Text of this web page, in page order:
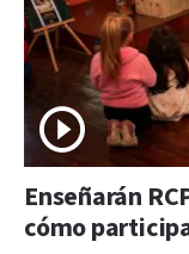
Enseñarán
cómo